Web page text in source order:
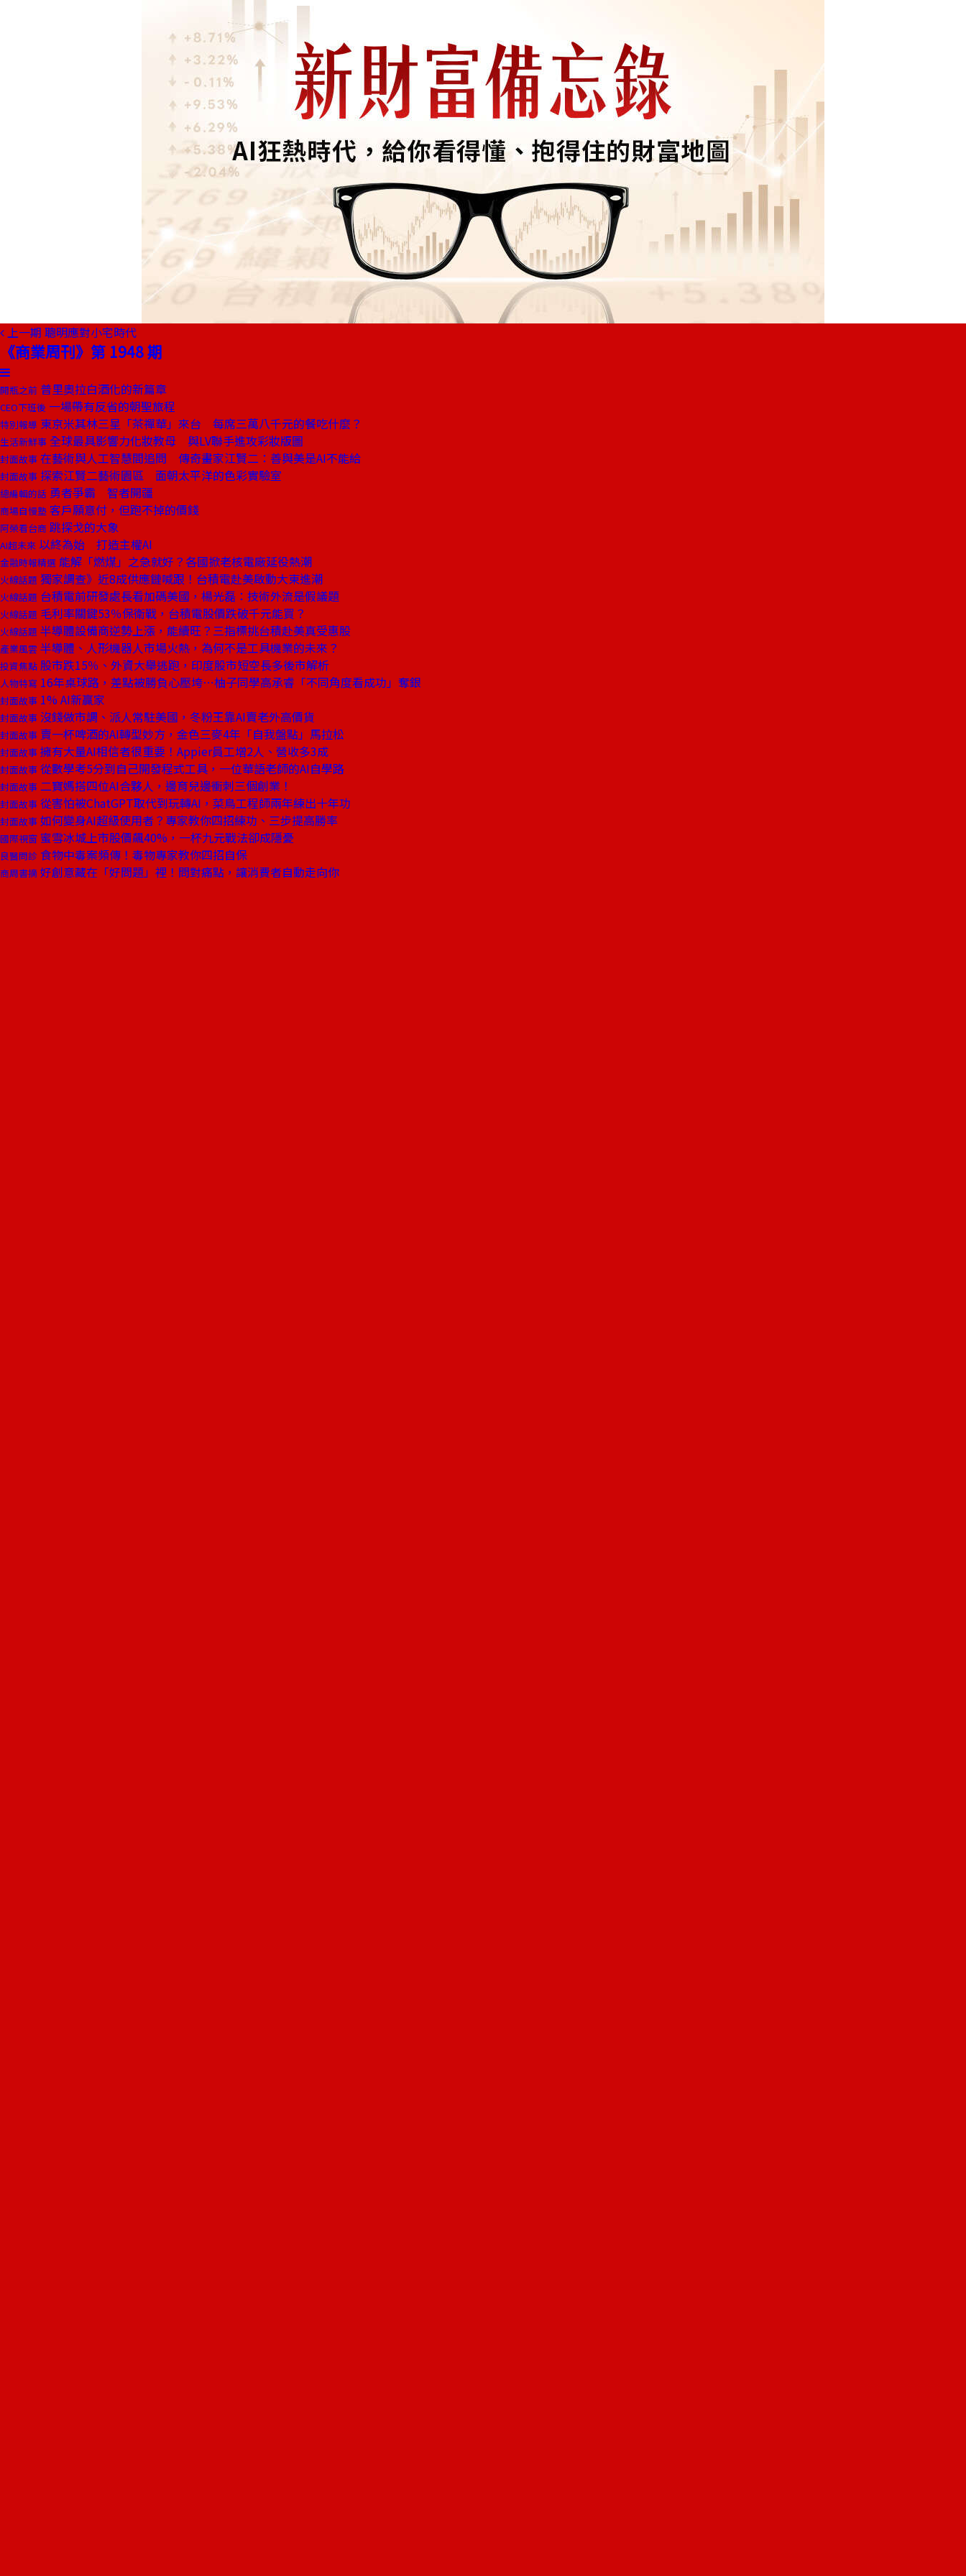
上一期 聰明應對小宅時代
《商業周刊》第 1948 期
開瓶之前 普里奧拉白酒化的新篇章
CEO下班後 一場帶有反省的朝聖旅程
特別報導 東京米其林三星「茶禪華」來台 每席三萬八千元的餐吃什麼？
生活新鮮事 全球最具影響力化妝教母 與LV聯手進攻彩妝版圖
封面故事 在藝術與人工智慧間追問 傳奇畫家江賢二：善與美是AI不能給
封面故事 探索江賢二藝術園區 面朝太平洋的色彩實驗室
總編輯的話 勇者爭霸 智者開疆
商場自慢塾 客戶願意付，但跑不掉的價錢
阿榮看台商 跳探戈的大象
AI超未來 以終為始 打造主權AI
金融時報精選 能解「燃煤」之急就好？各國掀老核電廠延役熱潮
火線話題 獨家調查》近8成供應鏈喊跟！台積電赴美啟動大東進潮
火線話題 台積電前研發處長看加碼美國，楊光磊：技術外流是假議題
火線話題 毛利率關鍵53％保衛戰，台積電股價跌破千元能買？
火線話題 半導體設備商逆勢上漲，能續旺？三指標挑台積赴美真受惠股
產業風雲 半導體、人形機器人市場火熱，為何不是工具機業的未來？
投資焦點 股市跌15％、外資大舉逃跑，印度股市短空長多後市解析
人物特寫 16年桌球路，差點被勝負心壓垮⋯柚子同學高承睿「不同角度看成功」奪銀
封面故事 1% AI新贏家
封面故事 沒錢做市調、派人常駐美國，冬粉王靠AI賣老外高價貨
封面故事 賣一杯啤酒的AI轉型妙方，金色三麥4年「自我盤點」馬拉松
封面故事 擁有大量AI相信者很重要！Appier員工增2人、營收多3成
封面故事 從數學考5分到自己開發程式工具，一位華語老師的AI自學路
封面故事 二寶媽搭四位AI合夥人，邊育兒邊衝刺三個創業！
封面故事 從害怕被ChatGPT取代到玩轉AI，菜鳥工程師兩年練出十年功
封面故事 如何變身AI超級使用者？專家教你四招練功、三步提高勝率
國際視窗 蜜雪冰城上市股價飆40%，一杯九元戰法卻成隱憂
良醫問診 食物中毒案頻傳！毒物專家教你四招自保
商周書摘 好創意藏在「好問題」裡！問對痛點，讓消費者自動走向你